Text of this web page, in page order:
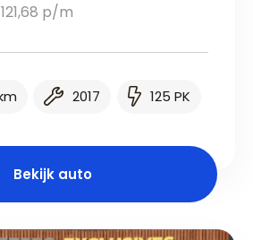
p/m
2017 125 PK
Bekijk auto